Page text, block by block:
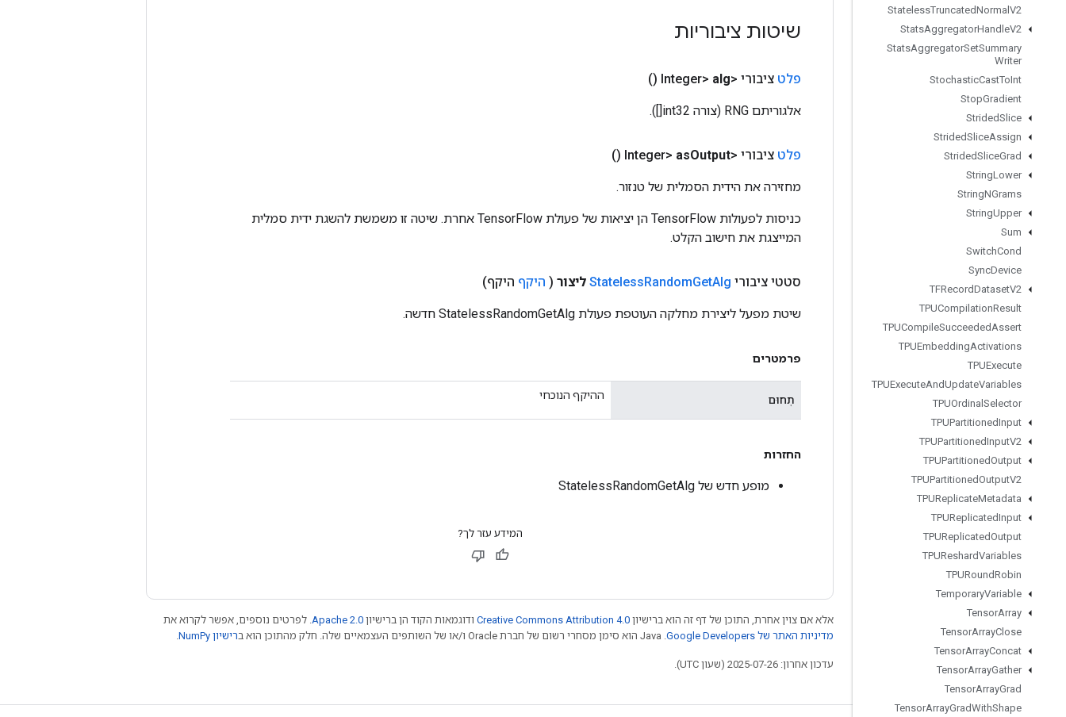
StatelessTruncatedNormal V2
StatsAggregatorHandleV2
StatsAggregatorSetSummary
Writer
StochasticCastToInt
StopGradient
StridedSlice
StridedSliceAssign
StridedSliceGrad
StringLower
StringNGrams
StringUpper
Sum
SwitchCond
SyncDevice
TFRecordDatasetV2
TPUCompilationResult
TPUCompileSucceededAssert
TPUEmbeddingActivations
TPUExecute
TPUExecuteAndUpdateVariables
TPUOrdinal Selector
TPUPartitionedInput
TPUPartitionedInputV2
TPUPartitionedOutput
TPUPartitionedOutputV2
TPUReplicateMetadata
TPUReplicatedInput
TPUReplicatedOutput
TPUReshardVariables
TPURoundRobin
TemporaryVariable
TensorArray
TensorArrayClose
TensorArrayConcat
TensorArrayGather
TensorArrayGrad
TensorArrayGradWithShape
שיטות ציבוריות
פלט ציבורי <Integer>alg
()
אלגוריתם RNG (צורה int32[]).
פלט ציבורי <Integer> asOutput
()
מחזירה את הידית הסמלית של טנזור.
כניסות לפעולות TensorFlow הן יציאות של פעולת TensorFlow אחרת. שיטה זו משמשת להשגת ידית סמלית
המייצגת את חישוב הקלט.
סטטי ציבורי StatelessRandomGetAlg ליצור ( היקף היקף)
שיטת מפעל ליצירת מחלקה העוטפת פעולת StatelessRandomGetAlg חדשה.
פרמטרים
תְחוּם ההיקף הנוכחי
החזרות
מופע חדש של StatelessRandomGetAlg
המידע עזר לך?
אלא אם צוין אחרת, התוכן של דף זה הוא ברישיון Creative Commons Attribution 4.0 ודוגמאות הקוד הן ברישיון Apache 2.0 . לפרטים נוספים, אפשר לקרוא את
מדיניות האתר של Google Developers‏
רישיון NumPy‏
עדכון אחרון: 2025-07-26 (שעון UTC).